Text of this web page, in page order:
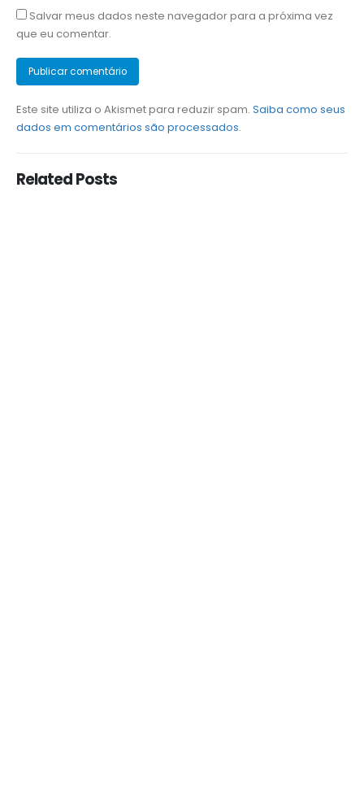
Salvar meus dados neste navegador para a próxima vez
que eu comentar.
Este site utiliza o Akismet para reduzir spam. Saiba como seus
dados em comentários são processados.
Related Posts